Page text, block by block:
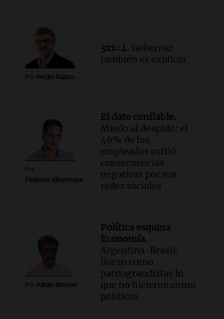
Episodios
Por Sergio Suppo
3x1=4. Gobernar
también es explicar
Por
Federico Albarenque
El dato confiable.
Miedo al despido: el
46% de los
empleados sufrió
consecuencias
negativas por sus
redes sociales
Por Adrián Simioni
Política esquina
Economía.
Argentina-Brasil:
lloran como
patriagrandistas lo
que no hicieron como
politicos